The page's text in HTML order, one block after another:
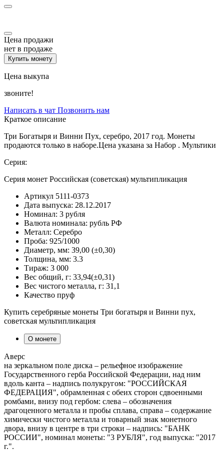
Цена продажи
нет в продаже
Купить монету
Цена выкупа
звоните!
Написать в чат Позвонить нам
Краткое описание
Три Богатыря и Винни Пух, серебро, 2017 год. Монеты
продаются только в наборе.Цена указана за Набор . Мультики
Серия:
Серия монет Российская (советская) мультипликация
Артикул 5111-0373
Дата выпуска: 28.12.2017
Номинал: 3 рубля
Валюта номинала: рубль РФ
Металл: Серебро
Проба: 925/1000
Диаметр, мм: 39,00 (±0,30)
Толщина, мм: 3.3
Тираж: 3 000
Вес общий, г: 33,94(±0,31)
Вес чистого металла, г: 31,1
Качество пруф
Купить серебряные монеты Три богатыря и Винни пух,
советская мультипликация
О монете
Аверс
на зеркальном поле диска – рельефное изображение
Государственного герба Российской Федерации, над ним
вдоль канта – надпись полукругом: "РОССИЙСКАЯ
ФЕДЕРАЦИЯ", обрамленная с обеих сторон сдвоенными
ромбами, внизу под гербом: слева – обозначения
драгоценного металла и пробы сплава, справа – содержание
химически чистого металла и товарный знак монетного
двора, внизу в центре в три строки – надпись: "БАНК
РОССИИ", номинал монеты: "3 РУБЛЯ", год выпуска: "2017
г.".